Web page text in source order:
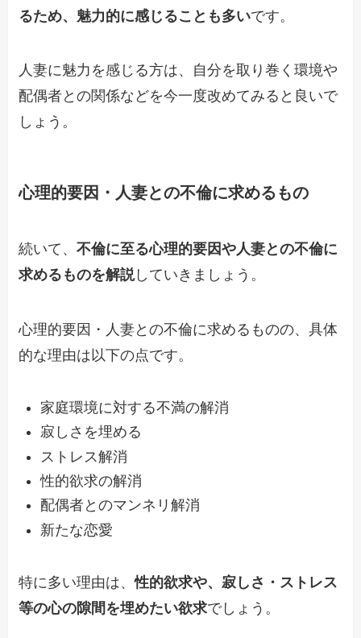
るため、魅力的に感じることも多いです。
人妻に魅力を感じる方は、自分を取り巻く環境や
配偶者との関係などを今一度改めてみると良いで
しょう。
心理的要因・人妻との不倫に求めるもの
続いて、不倫に至る心理的要因や人妻との不倫に
求めるものを解説していきましょう。
心理的要因・人妻との不倫に求めるものの、具体
的な理由は以下の点です。
家庭環境に対する不満の解消
寂しさを埋める
ストレス解消
性的欲求の解消
配偶者とのマンネリ解消
新たな恋愛
特に多い理由は、性的欲求や、寂しさ・ストレス
等の心の隙間を埋めたい欲求でしょう。